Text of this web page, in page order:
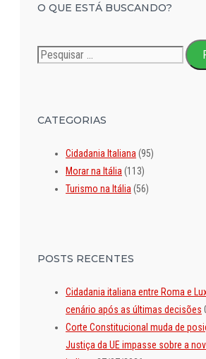
O QUE ESTÁ BUSCANDO?
por:
CATEGORIAS
Cidadania Italiana (95)
Morar na Itália (113)
Turismo na Itália (56)
POSTS RECENTES
Cidadania italiana entre Roma e
cenário após as últimas decisões
Corte Constitucional muda de
Justiça da UE impasse sobre a